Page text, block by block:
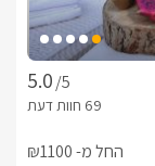
/5
החל מ- ₪1100